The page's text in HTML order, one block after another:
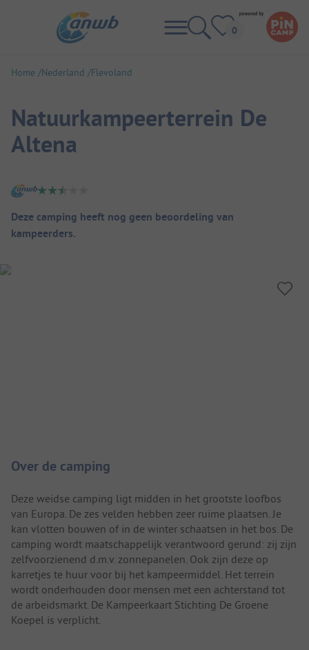
Home Nederland Flevoland
Natuurkampeerterrein De
Altena
Camping overzicht
Deze camping heeft nog geen beoordeling van
kampeerders.
Over de camping
Deze weidse camping ligt midden in het grootste loofbos
van Europa. De zes velden hebben zeer ruime plaatsen. Je
kan vlotten bouwen of in de winter schaatsen in het bos. De
camping wordt maatschappelijk verantwoord gerund: zij zijn
zelfvoorzienend d.m.v. zonnepanelen. Ook zijn deze op
karretjes te huur voor bij het kampeermiddel. Het terrein
wordt onderhouden door mensen met een achterstand tot
de arbeidsmarkt. De Kampeerkaart Stichting De Groene
Koepel is verplicht.